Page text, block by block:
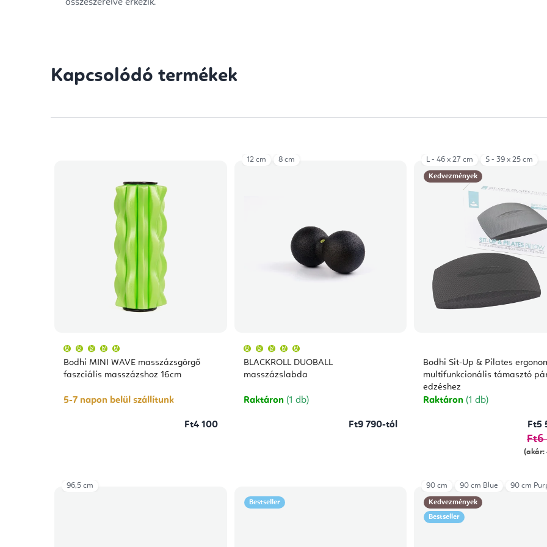
összeszerelve érkezik.
Kapcsolódó termékek
Bodhi MINI WAVE masszázsgörgő
faszciális masszázshoz 16cm
átlagos
értékelése
5-
csillag.
5-7 napon belül szállítunk
Ft4 100
BLACKROLL DUOBALL
masszázslabda
átlagos
értékelése
5-
csillag.
Raktáron (1 db)
Ft9 790-tól
12 cm 8 cm
Kedvezmények
Bodhi Sit-Up & Pilates
multifunkcionális támasztó
edzéshez
Raktáron (1 db)
Ft5
Ft6
(akár:
L - 46 x 27 cm S - 39 x 25 cm
96,5 cm
Bestseller
Kedvezmények
Bestseller
90 cm 90 cm Blue 90 cm